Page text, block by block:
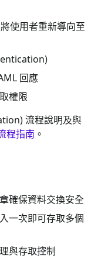
使用者重新導向至
回應
權限
流程說明及與
程指南 。
確保資料交換安全
一次即可存取多個
與存取控制